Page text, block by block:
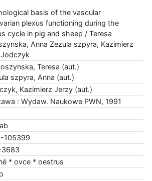
basis of the vascular
plexus functioning during the
cycle in pig and sheep / Teresa
Anna Zezula szpyra, Kazimierz
Teresa (aut.)
szpyra, Anna (aut.)
Kazimierz Jerzy (aut.)
: Wydaw. Naukowe PWN, 1991
105399
* ovce * oestrus